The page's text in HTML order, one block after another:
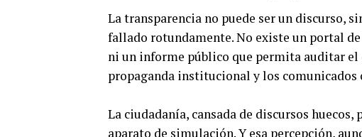
La transparencia no puede ser un discurso,
fallado rotundamente. No existe un portal
ni un informe público que permita auditar el
propaganda institucional y los comunicados
La ciudadanía, cansada de discursos
aparato de simulación. Y esa percepción,